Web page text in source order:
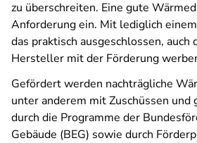
zu überschreiten. Eine gute
Anforderung ein. Mit lediglich
das praktisch ausgeschlossen, auch
Hersteller mit der Förderung
Gefördert werden nachträgliche
unter anderem mit Zuschüssen und
durch die Programme der
Gebäude (BEG) sowie durch